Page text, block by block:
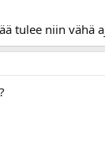
tulee niin